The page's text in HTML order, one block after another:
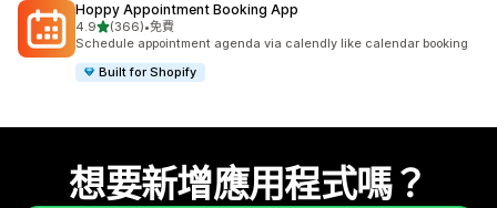
Hoppy Appointment Booking App
4.9滿分 5 顆星
(366)
共有 366 則評價
•免費
Schedule appointment agenda via calendly like calendar booking
Built for Shopify
想要新增應用程式嗎？